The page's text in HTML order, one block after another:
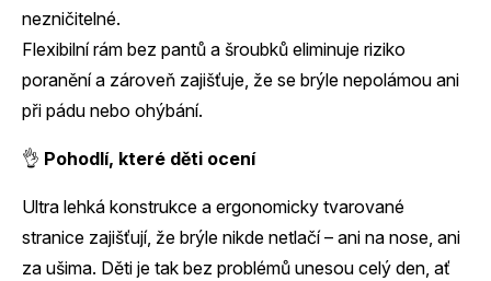
nezničitelné.
Flexibilní rám bez pantů a šroubků eliminuje riziko
poranění a zároveň zajišťuje, že se brýle nepolámou ani
při pádu nebo ohýbání.
👌 Pohodlí, které děti ocení
Ultra lehká konstrukce a ergonomicky tvarované
stranice zajišťují, že brýle nikde netlačí – ani na nose, ani
za ušima. Děti je tak bez problémů unesou celý den, ať